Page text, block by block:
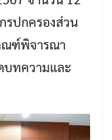
ปกครองส่วน
ณฑ์พิจารณา
บทความและ